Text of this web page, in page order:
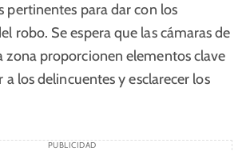
pertinentes para dar con los
robo. Se espera que las cámaras de
zona proporcionen elementos clave
los delincuentes y esclarecer los
PUBLICIDAD